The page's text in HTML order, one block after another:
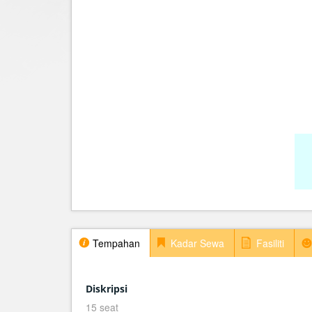
Tempahan Kadar Sewa Fasiliti
Diskripsi
15 seat